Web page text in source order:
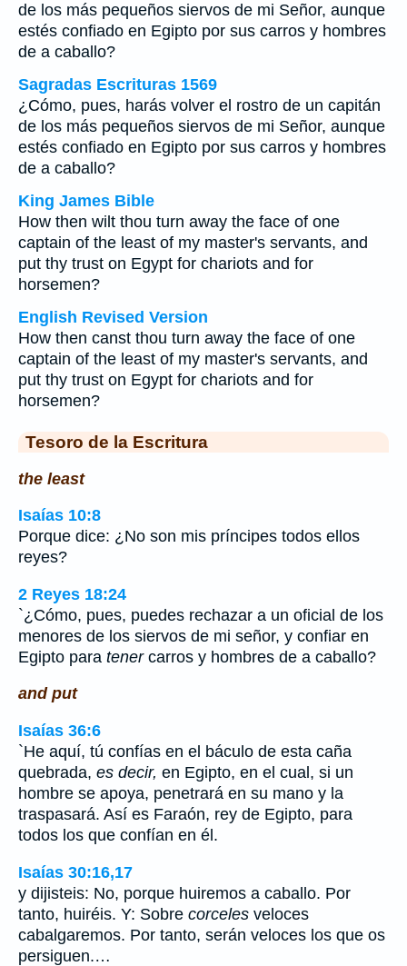
de los más pequeños siervos de mi Señor, aunque
estés confiado en Egipto por sus carros y hombres
de a caballo?
Sagradas Escrituras 1569
¿Cómo, pues, harás volver el rostro de un capitán
de los más pequeños siervos de mi Señor, aunque
estés confiado en Egipto por sus carros y hombres
de a caballo?
King James Bible
How then wilt thou turn away the face of one
captain of the least of my master's servants, and
put thy trust on Egypt for chariots and for
horsemen?
English Revised Version
How then canst thou turn away the face of one
captain of the least of my master's servants, and
put thy trust on Egypt for chariots and for
horsemen?
Tesoro de la Escritura
the least
Isaías 10:8
Porque dice: ¿No son mis príncipes todos ellos
reyes?
2 Reyes 18:24
`¿Cómo, pues, puedes rechazar a un oficial de los
menores de los siervos de mi señor, y confiar en
Egipto para tenercarros y hombres de a caballo?
and put
Isaías 36:6
`He aquí, tú confías en el báculo de esta caña
quebrada, es decir, en Egipto, en el cual, si un
hombre se apoya, penetrará en su mano y la
traspasará. Así es Faraón, rey de Egipto, para
todos los que confían en él.
Isaías 30:16,17
y dijisteis: No, porque huiremos a caballo. Por
tanto, huiréis. Y: Sobre corceles veloces
cabalgaremos. Por tanto, serán veloces los que os
persiguen.…